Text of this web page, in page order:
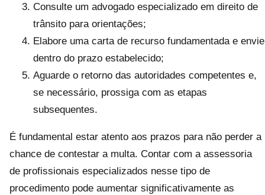
Consulte um advogado especializado em direito de
trânsito para orientações;
Elabore uma carta de recurso fundamentada e envie
dentro do prazo estabelecido;
Aguarde o retorno das autoridades competentes e,
se necessário, prossiga com as etapas
subsequentes.
É fundamental estar atento aos prazos para não perder a
chance de contestar a multa. Contar com a assessoria
de profissionais especializados nesse tipo de
procedimento pode aumentar significativamente as